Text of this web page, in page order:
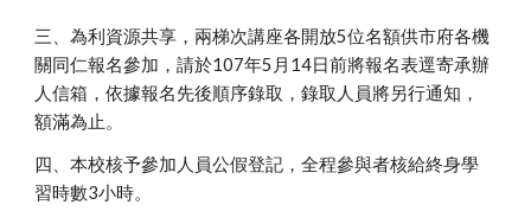
三、為利資源共享，兩梯次講座各開放5位名額供市府各機
關同仁報名參加，請於107年5月14日前將報名表逕寄承辦
人信箱，依據報名先後順序錄取，錄取人員將另行通知，
額滿為止。
四、本校核予參加人員公假登記，全程參與者核給終身學
習時數3小時。